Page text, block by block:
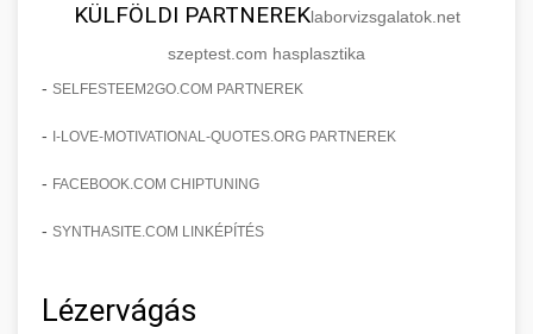
KÜLFÖLDI PARTNEREKlaborvizsgalatok.net
szeptest.com hasplasztika
- SELFESTEEM2GO.COM PARTNEREK
- I-LOVE-MOTIVATIONAL-QUOTES.ORG PARTNEREK
- FACEBOOK.COM CHIPTUNING
- SYNTHASITE.COM LINKÉPÍTÉS
Lézervágás